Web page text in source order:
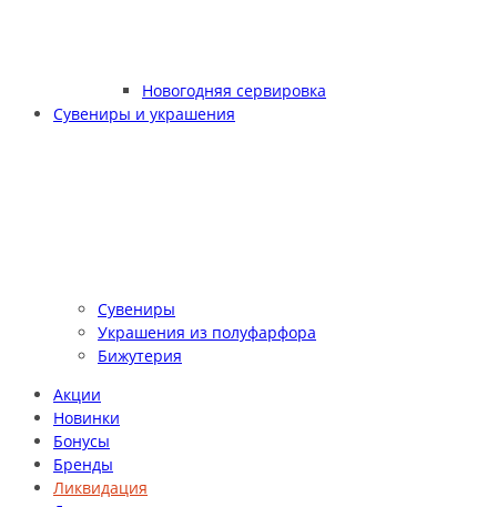
Новогодняя сервировка
Сувениры и украшения
Сувениры
Украшения из полуфарфора
Бижутерия
Акции
Новинки
Бонусы
Бренды
Ликвидация